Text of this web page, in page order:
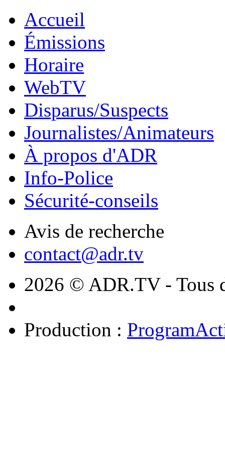
Accueil
Émissions
Horaire
WebTV
Disparus/Suspects
Journalistes/Animateurs
À propos d'ADR
Info-Police
Sécurité-conseils
Avis de recherche
contact@adr.tv
2026 © ADR.TV - Tous
Production :